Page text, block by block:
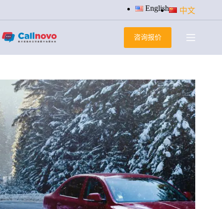
过
容
English 中文
咨询报价